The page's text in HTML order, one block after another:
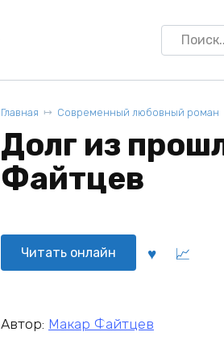
Search
for:
Главная Современный любовный роман
Долг из
Файтцев
Читать онлайн
Автор: Макар Файтцев